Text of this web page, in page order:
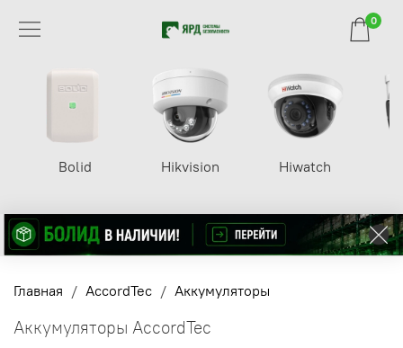
0
Bolid Hikvision Hiwatch
Главная AccordTec Аккумуляторы
Аккумуляторы AccordTec